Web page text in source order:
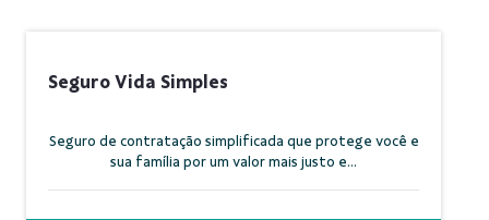
Seguro Vida Simples
Seguro de contratação simplificada que protege você e
sua família por um valor mais justo e...